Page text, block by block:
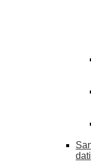
dati